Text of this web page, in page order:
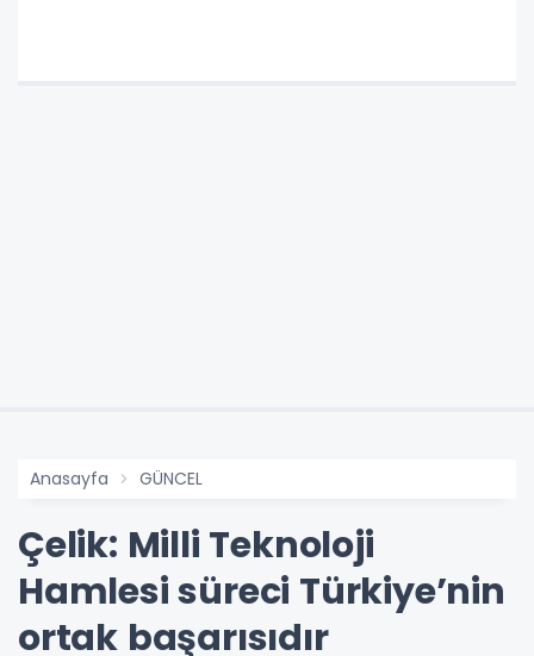
Anasayfa GÜNCEL
Çelik: Milli Teknoloji
Hamlesi süreci Türkiye’nin
ortak başarısıdır